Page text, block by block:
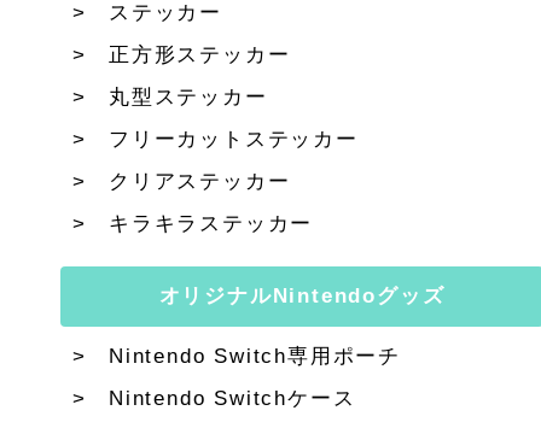
ステッカー
正方形ステッカー
丸型ステッカー
フリーカットステッカー
クリアステッカー
キラキラステッカー
オリジナルNintendoグッズ
Nintendo Switch専用ポーチ
Nintendo Switchケース